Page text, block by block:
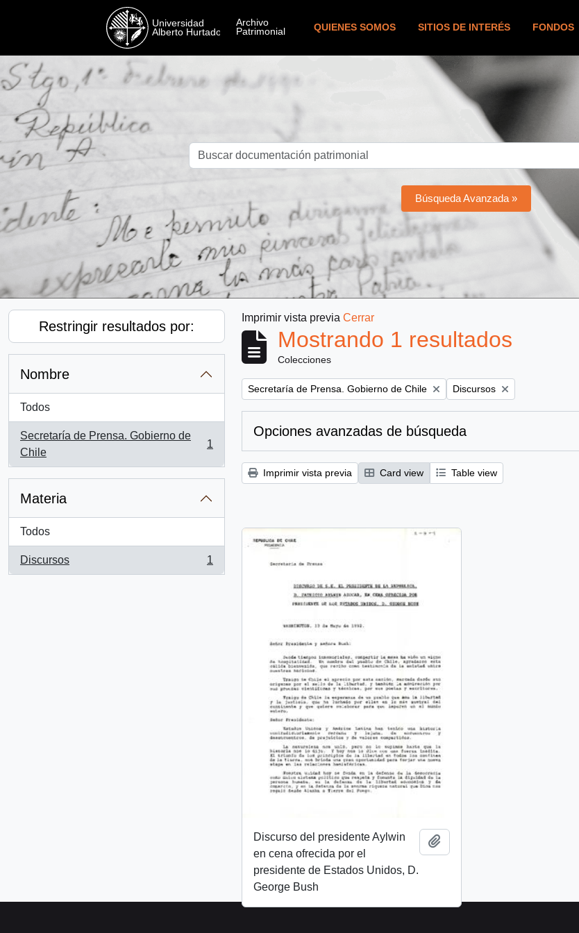
QUIENES SOMOS SITIOS DE INTERÉS FONDOS
Búsqueda Avanzada »
Restringir resultados por:
Nombre
Todos
Secretaría de Prensa. Gobierno de
Chile
, 1 resultados
1
Materia
Todos
Discursos
, 1 resultados
1
Imprimir vista previa Cerrar
Mostrando 1 resultados
Colecciones
Remove filter:
Secretaría de Prensa. Gobierno de Chile Remove filter:
Discursos
Opciones avanzadas de búsqueda
Imprimir vista previa Card view Table view
Discurso del presidente Aylwin
en cena ofrecida por el
presidente de Estados Unidos, D.
George Bush